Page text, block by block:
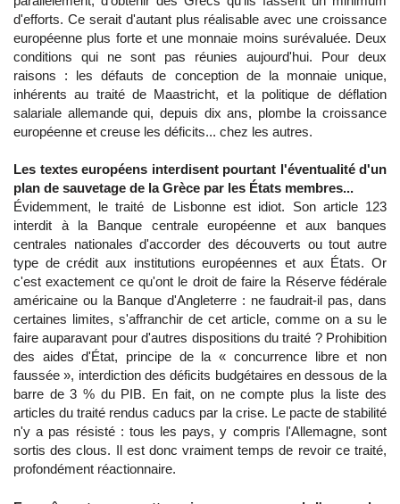
d'efforts. Ce serait d'autant plus réalisable avec une croissance
européenne plus forte et une monnaie moins surévaluée. Deux
conditions qui ne sont pas réunies aujourd'hui. Pour deux
raisons : les défauts de conception de la monnaie unique,
inhérents au traité de Maastricht, et la politique de déflation
salariale allemande qui, depuis dix ans, plombe la croissance
européenne et creuse les déficits... chez les autres.
Les textes européens interdisent pourtant l'éventualité d'un
plan de sauvetage de la Grèce par les États membres...
Évidemment, le traité de Lisbonne est idiot. Son article 123
interdit à la Banque centrale européenne et aux banques
centrales nationales d'accorder des découverts ou tout autre
type de crédit aux institutions européennes et aux États. Or
c'est exactement ce qu'ont le droit de faire la Réserve fédérale
américaine ou la Banque d'Angleterre : ne faudrait-il pas, dans
certaines limites, s'affranchir de cet article, comme on a su le
faire auparavant pour d'autres dispositions du traité ? Prohibition
des aides d'État, principe de la « concurrence libre et non
faussée », interdiction des déficits budgétaires en dessous de la
barre de 3 % du PIB. En fait, on ne compte plus la liste des
articles du traité rendus caducs par la crise. Le pacte de stabilité
n'y a pas résisté : tous les pays, y compris l'Allemagne, sont
sortis des clous. Il est donc vraiment temps de revoir ce traité,
profondément réactionnaire.